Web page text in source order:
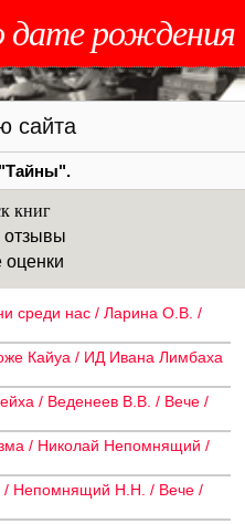
дате рождения
сайта
книг
среди нас / Ларина О.В. /
Кайуа / ИД Ивана Лимбаха
/ Веденеев В.В. / Вече /
/ Николай Непомнящий /
/ Непомнящий Н.Н. / Вече /